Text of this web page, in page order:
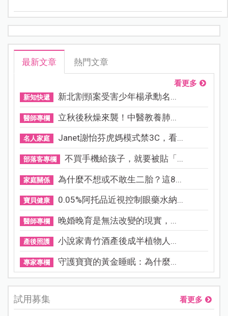
最新文章 熱門文章
看更多
新知快遞 新北割頸案受害少年楊承勳名...
醫師專欄 立秋後秋燥來襲！中醫教養肺...
名人家庭 Janet謝怡芬虎媽模式禁3C，看...
部落客專欄 不買手機給孩子，就要被貼「...
家庭關係 為什麼不想或不敢生二胎？這8...
寶貝健康 0.05%阿托品近視控制眼藥水納...
醫師專欄 晚婚晚育是無法改變的現實，...
產後照護 小說家青竹酒產後成半植物人...
專家專欄 守護寶寶的黃金睡眠：為什麼...
試用募集 看更多